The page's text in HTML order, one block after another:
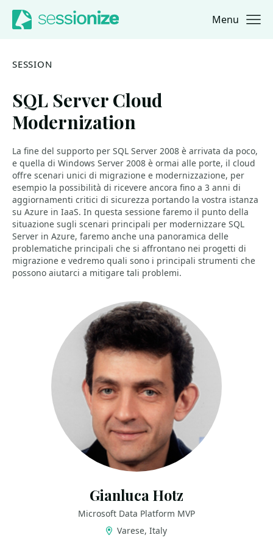
Jump to navigation
Jump to content Menu
SESSION
SQL Server Cloud
Modernization
La fine del supporto per SQL Server 2008 è arrivata da poco,
e quella di Windows Server 2008 è ormai alle porte, il cloud
offre scenari unici di migrazione e modernizzazione, per
esempio la possibilità di ricevere ancora fino a 3 anni di
aggiornamenti critici di sicurezza portando la vostra istanza
su Azure in IaaS. In questa sessione faremo il punto della
situazione sugli scenari principali per modernizzare SQL
Server in Azure, faremo anche una panoramica delle
problematiche principali che si affrontano nei progetti di
migrazione e vedremo quali sono i principali strumenti che
possono aiutarci a mitigare tali problemi.
Gianluca Hotz
Microsoft Data Platform MVP
Varese, Italy